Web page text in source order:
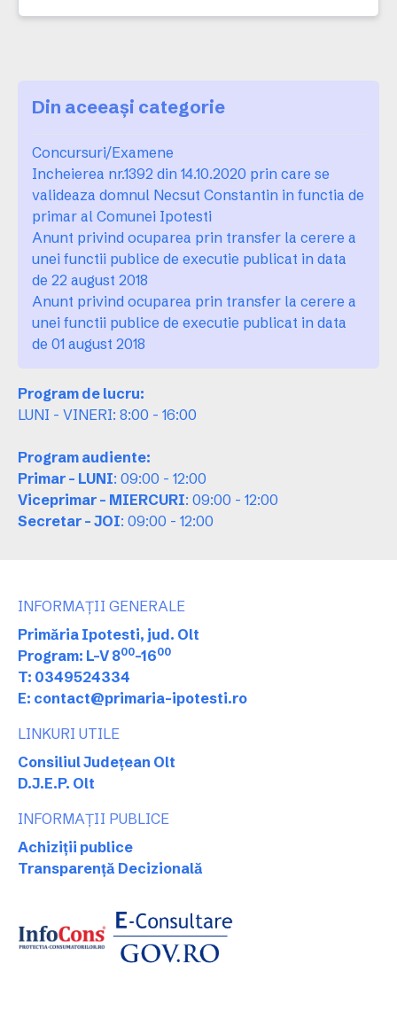
Din aceeași categorie
Concursuri/Examene
Incheierea nr.1392 din 14.10.2020 prin care se
valideaza domnul Necsut Constantin in functia de
primar al Comunei Ipotesti
Anunt privind ocuparea prin transfer la cerere a
unei functii publice de executie publicat in data
de 22 august 2018
Anunt privind ocuparea prin transfer la cerere a
unei functii publice de executie publicat in data
de 01 august 2018
Program de lucru:
LUNI - VINERI: 8:00 - 16:00
Program audiente:
Primar - LUNI: 09:00 - 12:00
Viceprimar - MIERCURI: 09:00 - 12:00
Secretar - JOI: 09:00 - 12:00
INFORMAȚII GENERALE
Primăria Ipotesti, jud. Olt
Program: L-V 800-1600
T: 0349524334
E: contact@primaria-ipotesti.ro
LINKURI UTILE
Consiliul Județean Olt
D.J.E.P. Olt
INFORMAȚII PUBLICE
Achiziții publice
Transparență Decizională